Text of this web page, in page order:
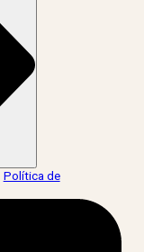
Política de